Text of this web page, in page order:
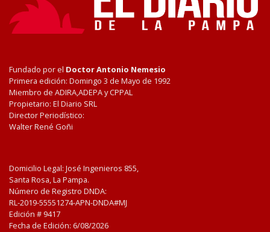
Fundado por el Doctor Antonio Nemesio
Primera edición: Domingo 3 de Mayo de 1992
Miembro de ADIRA,ADEPA y CPPAL
Propietario: El Diario SRL
Director Periodístico:
Walter René Goñi
Domicilio Legal: José Ingenieros 855,
Santa Rosa, La Pampa.
Número de Registro DNDA:
RL-2019-55551274-APN-DNDA#MJ
Edición # 9417
Fecha de Edición: 6/08/2026